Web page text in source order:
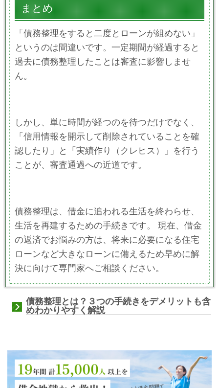
まとめ
「債務整理をすると二度とローンが組めない」
というのは間違いです。一定期間が経過すると
過去に債務整理したことは審査に影響しませ
ん。
しかし、単に時間が経つのを待つだけでなく、
「信用情報を開示して削除されていることを確
認したり」と「実績作り（クレヒス）」を行う
ことが、審査通過への近道です。
債務整理は、借金に追われる生活を終わらせ、
生活を再建するための手続きです。 現在、借金
の返済でお悩みの方は、将来に必要になる住宅
ローンなど大きなローンに備えるため早めに解
決に向けて専門家へご相談ください。
債務整理とは？３つの手続きをデメリットも含
めわかりやすく解説